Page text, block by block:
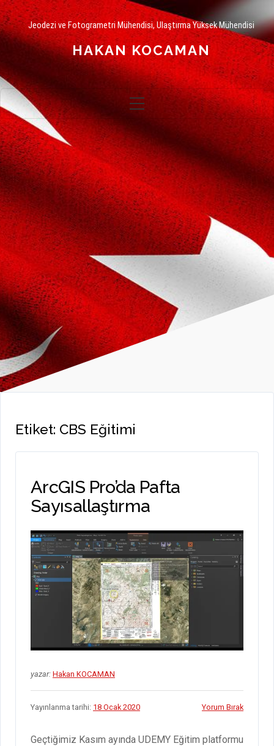
Jeodezi ve Fotogrametri Mühendisi, Ulaştırma Yüksek Mühendisi
HAKAN KOCAMAN
Etiket: CBS Eğitimi
ArcGIS Pro’da Pafta
Sayısallaştırma
yazar: Hakan KOCAMAN
Yayınlanma tarihi: 18 Ocak 2020 Yorum Bırak
Geçtiğimiz Kasım ayında UDEMY Eğitim platformu